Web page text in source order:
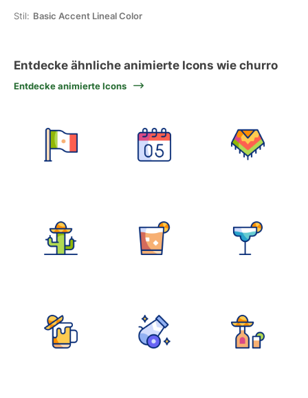
Stil: Basic Accent Lineal Color
Entdecke ähnliche animierte Icons wie churro
Entdecke animierte Icons